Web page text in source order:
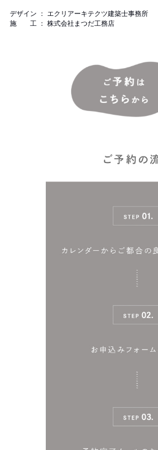
デザイン ： エクリアーキテクツ建築士事務所
施 工 ： 株式会社まつだ工務店